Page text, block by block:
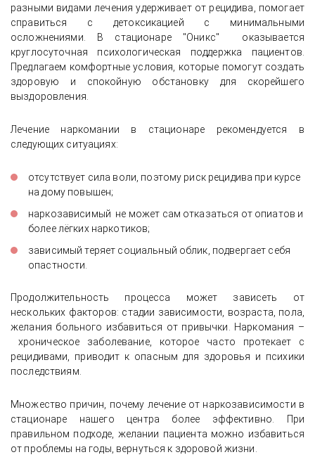
разными видами лечения удерживает от рецидива, помогает
справиться с детоксикацией с минимальными
осложнениями. В стационаре "Оникс" оказывается
круглосуточная психологическая поддержка пациентов.
Предлагаем комфортные условия, которые помогут создать
здоровую и спокойную обстановку для скорейшего
выздоровления.
Лечение наркомании в стационаре рекомендуется в
следующих ситуациях:
отсутствует сила воли, поэтому риск рецидива при курсе
на дому повышен;
наркозависимый не может сам отказаться от опиатов и
более лёгких наркотиков;
зависимый теряет социальный облик, подвергает себя
опастности.
Продолжительность процесса может зависеть от
нескольких факторов: стадии зависимости, возраста, пола,
желания больного избавиться от привычки. Наркомания –
хроническое заболевание, которое часто протекает с
рецидивами, приводит к опасным для здоровья и психики
последствиям.
Множество причин, почему лечение от наркозависимости в
стационаре нашего центра более эффективно. При
правильном подходе, желании пациента можно избавиться
от проблемы на годы, вернуться к здоровой жизни.